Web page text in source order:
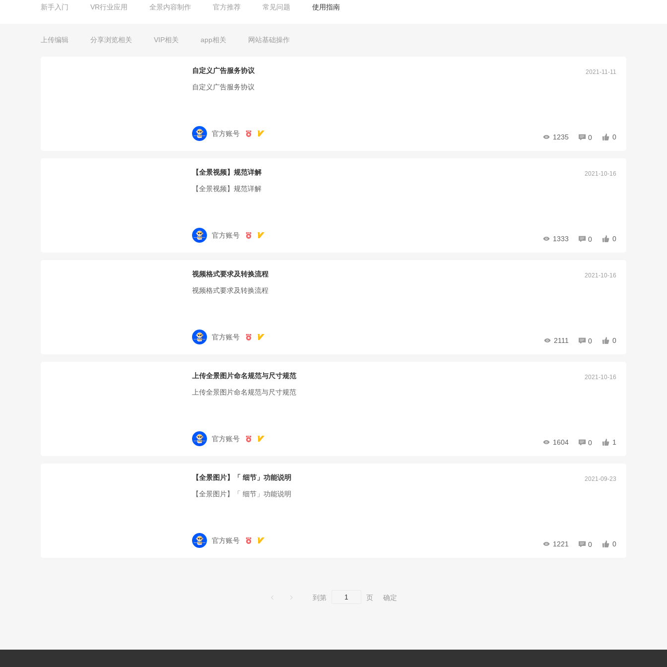
新手入门 VR行业应用 全景内容制作 官方推荐 常见问题 使用指南
上传编辑 分享浏览相关 VIP相关 app相关 网站基础操作
自定义广告服务协议 2021-11-11
自定义广告服务协议
官方账号 1235 0 0
【全景视频】规范详解 2021-10-16
【全景视频】规范详解
官方账号 1333 0 0
视频格式要求及转换流程 2021-10-16
视频格式要求及转换流程
官方账号 2111 0 0
上传全景图片命名规范与尺寸规范 2021-10-16
上传全景图片命名规范与尺寸规范
官方账号 1604 0 1
【全景图片】「 细节」功能说明 2021-09-23
【全景图片】「 细节」功能说明
官方账号 1221 0 0
到第 页 确定